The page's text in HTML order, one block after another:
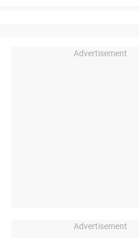
Advertisement
Advertisement